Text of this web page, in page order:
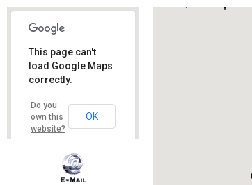
This page can't
load Google Maps
correctly.
Do you
own this
website?
OK